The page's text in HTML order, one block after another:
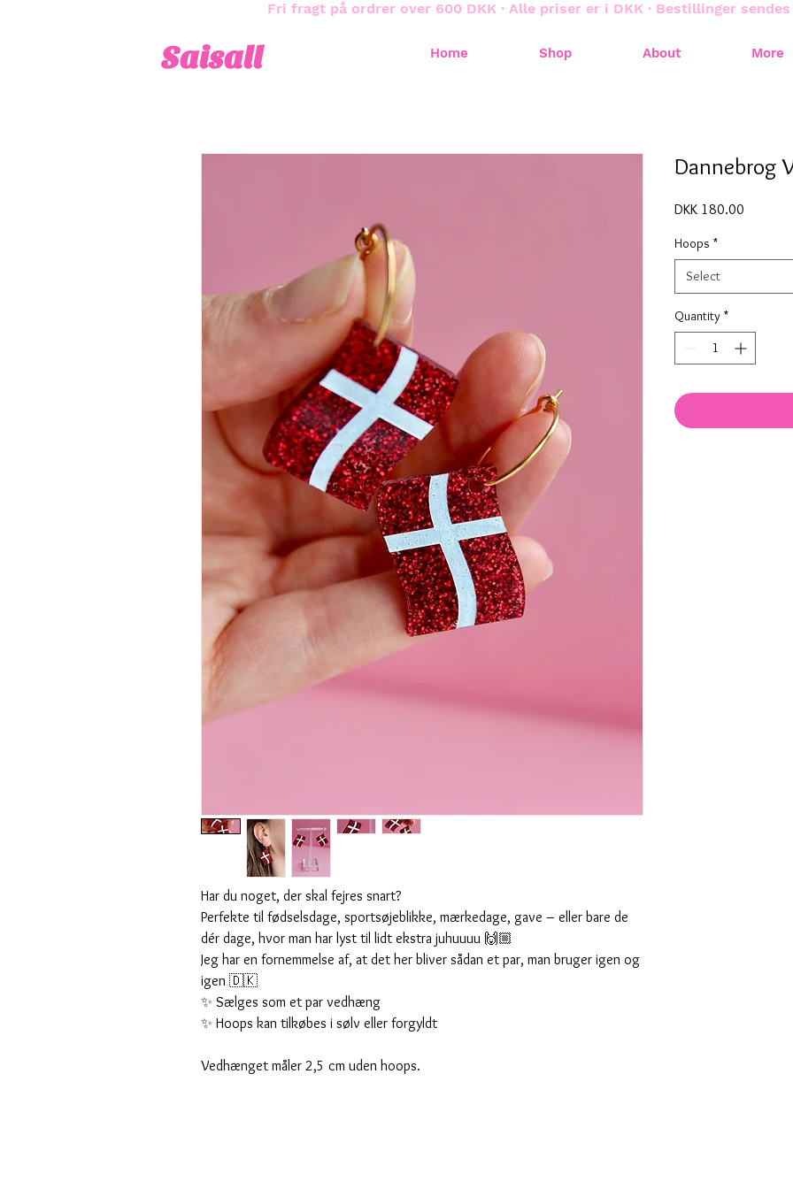
Fri fragt på ordrer over 600 DKK · Alle priser er i DKK · Bestillinger
Saisall Home Shop About More
Har du noget, der skal fejres snart?
Perfekte til fødselsdage, sportsøjeblikke, mærkedage, gave – eller bare de
dér dage, hvor man har lyst til lidt ekstra juhuuuu 🙌🏼
Jeg har en fornemmelse af, at det her bliver sådan et par, man bruger igen og
igen 🇩🇰
✨ Sælges som et par vedhæng
✨ Hoops kan tilkøbes i sølv eller forgyldt
Vedhænget måler 2,5 cm uden hoops.
Dannebrog
DKK 180.00
Hoops *
Select
Quantity *